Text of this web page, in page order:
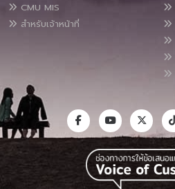
CMU MIS
สำหรับเจ้าหน้าที่